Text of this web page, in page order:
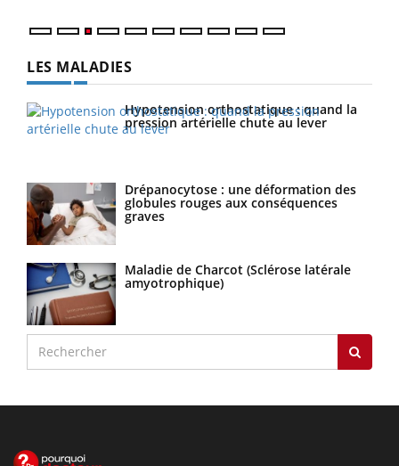
LES MALADIES
Hypotension orthostatique : quand la
pression artérielle chute au lever
Drépanocytose : une déformation des
globules rouges aux conséquences
graves
Maladie de Charcot (Sclérose latérale
amyotrophique)